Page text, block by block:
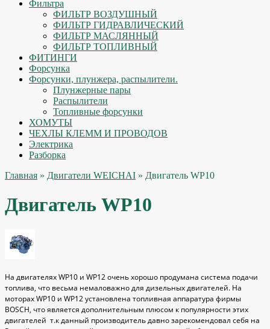
Фильтра
ФИЛЬТР ВОЗДУШНЫЙ
ФИЛЬТР ГИДРАВЛИЧЕСКИЙ
ФИЛЬТР МАСЛЯННЫЙ
ФИЛЬТР ТОПЛИВНЫЙ
ФИТИНГИ
Форсунка
Форсунки, плунжера, распылители.
Плунжерные пары
Распылители
Топливные форсунки
ХОМУТЫ
ЧЕХЛЫ КЛЕММ И ПРОВОДОВ
Электрика
Разборка
Главная » Двигатели WEICHAI » Двигатель WP10
Двигатель WP10
На двигателях WP10 и WP12 очень хорошо продумана система подачи
топлива, что весьма немаловажно для дизельных двигателей. На
моторах WP10 и WP12 установлена топливная аппаратура фирмы
BOSСH, что является дополнительным плюсом к популярности этих
двигателей т.к данный производитель давно зарекомендовал себя на